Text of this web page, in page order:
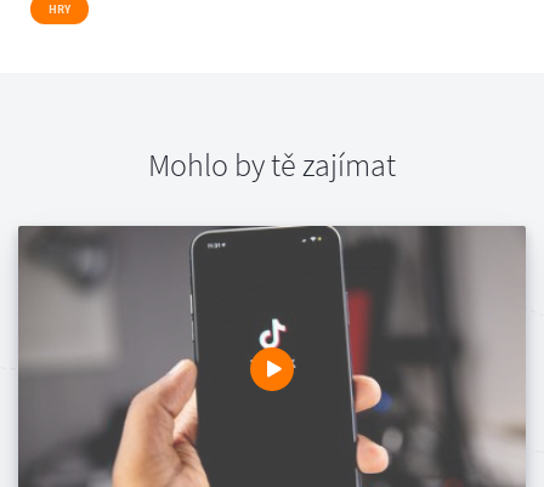
HRY
Mohlo by tě zajímat